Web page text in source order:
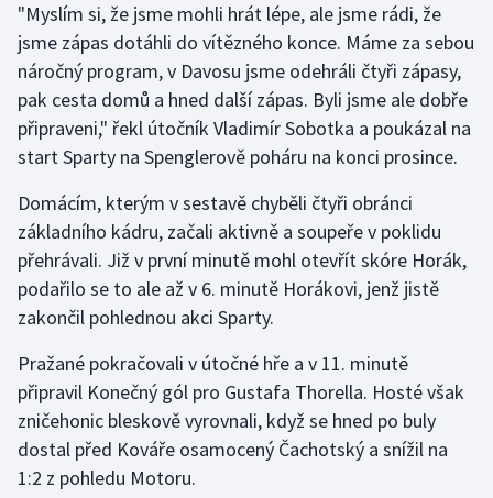
Futsal
Golf
Gymnastika
Jezdectví
Judo
Lezení
Lyže a snowboard
"Myslím si, že jsme mohli hrát lépe, ale jsme rádi, že
jsme zápas dotáhli do vítězného konce. Máme za sebou
náročný program, v Davosu jsme odehráli čtyři zápasy,
pak cesta domů a hned další zápas. Byli jsme ale dobře
připraveni," řekl útočník Vladimír Sobotka a poukázal na
start Sparty na Spenglerově poháru na konci prosince.
Domácím, kterým v sestavě chyběli čtyři obránci
základního kádru, začali aktivně a soupeře v poklidu
přehrávali. Již v první minutě mohl otevřít skóre Horák,
podařilo se to ale až v 6. minutě Horákovi, jenž jistě
zakončil pohlednou akci Sparty.
Pražané pokračovali v útočné hře a v 11. minutě
připravil Konečný gól pro Gustafa Thorella. Hosté však
zničehonic bleskově vyrovnali, když se hned po buly
dostal před Kováře osamocený Čachotský a snížil na
1:2 z pohledu Motoru.